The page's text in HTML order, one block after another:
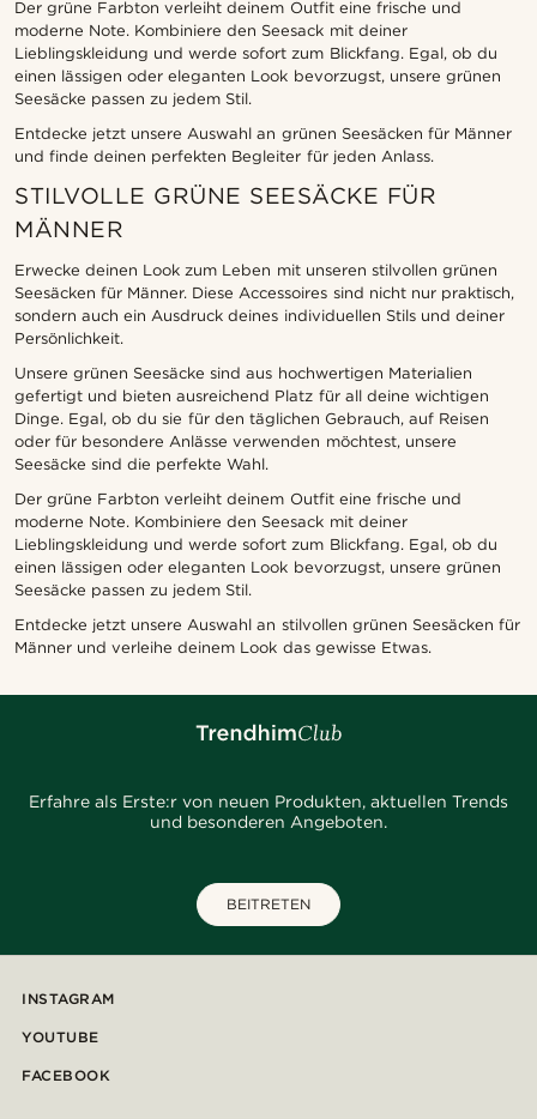
Der grüne Farbton verleiht deinem Outfit eine frische und
moderne Note. Kombiniere den Seesack mit deiner
Lieblingskleidung und werde sofort zum Blickfang. Egal, ob du
einen lässigen oder eleganten Look bevorzugst, unsere grünen
Seesäcke passen zu jedem Stil.
Entdecke jetzt unsere Auswahl an grünen Seesäcken für Männer
und finde deinen perfekten Begleiter für jeden Anlass.
STILVOLLE GRÜNE SEESÄCKE FÜR
MÄNNER
Erwecke deinen Look zum Leben mit unseren stilvollen grünen
Seesäcken für Männer. Diese Accessoires sind nicht nur praktisch,
sondern auch ein Ausdruck deines individuellen Stils und deiner
Persönlichkeit.
Unsere grünen Seesäcke sind aus hochwertigen Materialien
gefertigt und bieten ausreichend Platz für all deine wichtigen
Dinge. Egal, ob du sie für den täglichen Gebrauch, auf Reisen
oder für besondere Anlässe verwenden möchtest, unsere
Seesäcke sind die perfekte Wahl.
Der grüne Farbton verleiht deinem Outfit eine frische und
moderne Note. Kombiniere den Seesack mit deiner
Lieblingskleidung und werde sofort zum Blickfang. Egal, ob du
einen lässigen oder eleganten Look bevorzugst, unsere grünen
Seesäcke passen zu jedem Stil.
Entdecke jetzt unsere Auswahl an stilvollen grünen Seesäcken für
Männer und verleihe deinem Look das gewisse Etwas.
Erfahre als Erste:r von neuen Produkten, aktuellen Trends
und besonderen Angeboten.
BEITRETEN
INSTAGRAM
YOUTUBE
FACEBOOK